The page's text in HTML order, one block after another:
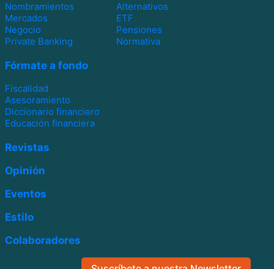
Nombramientos
Alternativos
Mercados
ETF
Negocio
Pensiones
Private Banking
Normativa
Fórmate a fondo
Fiscalidad
Asesoramiento
Diccionario financiero
Educación financiera
Revistas
Opinión
Eventos
Estilo
Colaboradores